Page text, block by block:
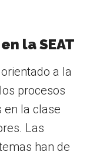
la SEAT
a la
procesos
en la clase
Las
han de